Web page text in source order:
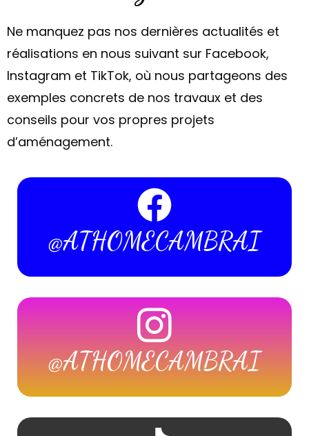
Ne manquez pas nos dernières actualités et
réalisations en nous suivant sur Facebook,
Instagram et TikTok, où nous partageons des
exemples concrets de nos travaux et des
conseils pour vos propres projets
d’aménagement.
@ATHOMECAMBRAI
@ATHOMECAMBRAI